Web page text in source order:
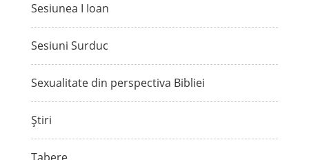
Sesiunea I Ioan
Sesiuni Surduc
Sexualitate din perspectiva Bibliei
Știri